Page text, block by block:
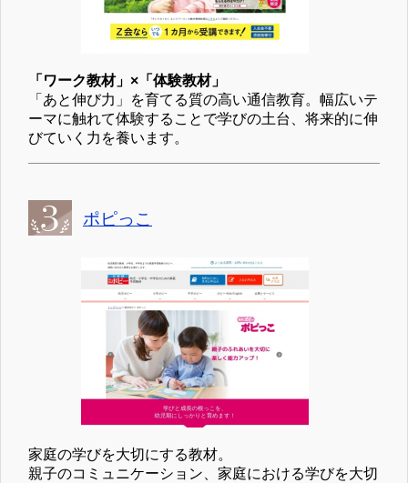
「ワーク教材」×「体験教材」
「あと伸び力」を育てる質の高い通信教育。幅広いテ
ーマに触れて体験することで学びの土台、将来的に伸
びていく力を養います。
ポピっこ
家庭の学びを大切にする教材。
親子のコミュニケーション、家庭における学びを大切